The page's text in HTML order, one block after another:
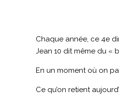
Chaque année, ce 4e
Jean 10 dit même du «
En un moment où on
Ce qu’on retient